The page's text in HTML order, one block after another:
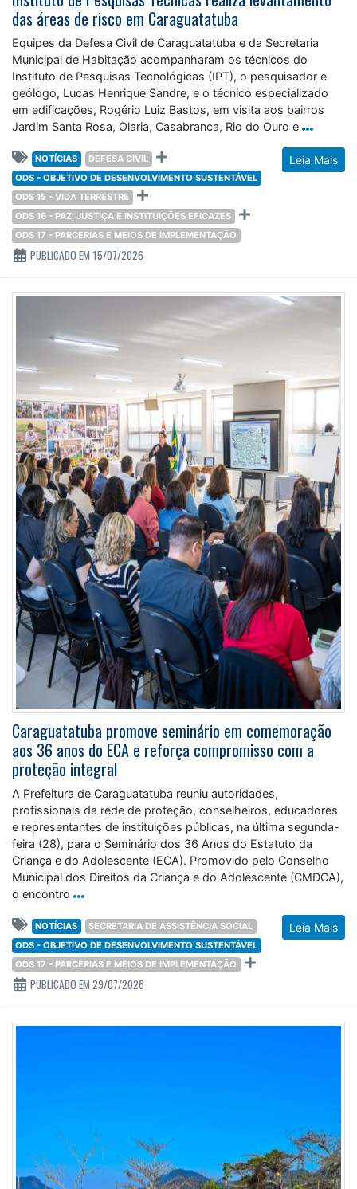
das áreas de risco em Caraguatatuba
Equipes da Defesa Civil de Caraguatatuba e da Secretaria
Municipal de Habitação acompanharam os técnicos do
Instituto de Pesquisas Tecnológicas (IPT), o pesquisador e
geólogo, Lucas Henrique Sandre, e o técnico especializado
em edificações, Rogério Luiz Bastos, em visita aos bairros
Jardim Santa Rosa, Olaria, Casabranca, Rio do Ouro e
Leia Mais
NOTÍCIAS
DEFESA CIVIL
ODS - OBJETIVO DE DESENVOLVIMENTO SUSTENTÁVEL
ODS 15 - VIDA TERRESTRE
ODS 16 - PAZ, JUSTIÇA E INSTITUIÇÕES EFICAZES
ODS 17 - PARCERIAS E MEIOS DE IMPLEMENTAÇÃO
PUBLICADO EM 15/07/2026
Caraguatatuba promove seminário em comemoração
aos 36 anos do ECA e reforça compromisso com a
proteção integral
A Prefeitura de Caraguatatuba reuniu autoridades,
profissionais da rede de proteção, conselheiros, educadores
e representantes de instituições públicas, na última segunda-
feira (28), para o Seminário dos 36 Anos do Estatuto da
Criança e do Adolescente (ECA). Promovido pelo Conselho
Municipal dos Direitos da Criança e do Adolescente (CMDCA),
o encontro
Leia Mais
NOTÍCIAS
SECRETARIA DE ASSISTÊNCIA SOCIAL
ODS - OBJETIVO DE DESENVOLVIMENTO SUSTENTÁVEL
ODS 17 - PARCERIAS E MEIOS DE IMPLEMENTAÇÃO
PUBLICADO EM 29/07/2026